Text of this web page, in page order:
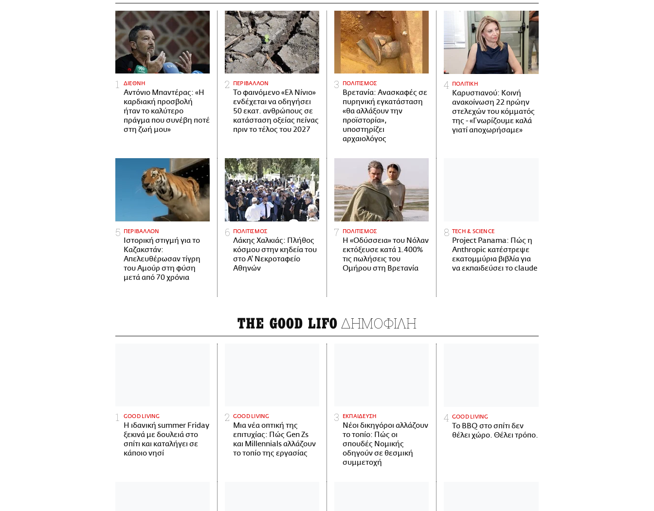
ΔΙΕΘΝΗ
Αντόνιο Μπαντέρας: «Η
καρδιακή προσβολή
ήταν το καλύτερο
πράγμα που συνέβη ποτέ
στη ζωή μου»
ΠΕΡΙΒΑΛΛΟΝ
Το φαινόμενο «Ελ Νίνιο»
ενδέχεται να οδηγήσει
50 εκατ. ανθρώπους σε
κατάσταση οξείας πείνας
πριν το τέλος του 2027
ΠΟΛΙΤΙΣΜΟΣ
Βρετανία: Ανασκαφές σε
πυρηνική εγκατάσταση
«θα αλλάξουν την
προϊστορία»,
υποστηρίζει
αρχαιολόγος
ΠΟΛΙΤΙΚΗ
Καρυστιανού: Κοινή
ανακοίνωση 22 πρώην
στελεχών του κόμματός
της - «Γνωρίζουμε καλά
γιατί αποχωρήσαμε»
ΠΕΡΙΒΑΛΛΟΝ
Ιστορική στιγμή για το
Καζακστάν:
Απελευθέρωσαν τίγρη
του Αμούρ στη φύση
μετά από 70 χρόνια
ΠΟΛΙΤΙΣΜΟΣ
Λάκης Χαλκιάς: Πλήθος
κόσμου στην κηδεία του
στο Α' Νεκροταφείο
Αθηνών
ΠΟΛΙΤΙΣΜΟΣ
Η «Οδύσσεια» του Νόλαν
εκτόξευσε κατά 1.400%
τις πωλήσεις του
Ομήρου στη Βρετανία
ΤECH & SCIENCE
Project Panama: Πώς η
Anthropic κατέστρεψε
εκατομμύρια βιβλία για
να εκπαιδεύσει το claude
THE GOOD LIFO ΔΗΜΟΦΙΛΗ
GOOD LIVING
Η ιδανική summer Friday
ξεκινά με δουλειά στο
σπίτι και καταλήγει σε
κάποιο νησί
GOOD LIVING
Μια νέα οπτική της
επιτυχίας: Πώς Gen Zs
και Millennials αλλάζουν
το τοπίο της εργασίας
ΕΚΠΑΙΔΕΥΣΗ
Νέοι δικηγόροι αλλάζουν
το τοπίο: Πώς οι
σπουδές Νομικής
οδηγούν σε θεσμική
συμμετοχή
GOOD LIVING
Το BBQ στο σπίτι δεν
θέλει χώρο. Θέλει τρόπο.